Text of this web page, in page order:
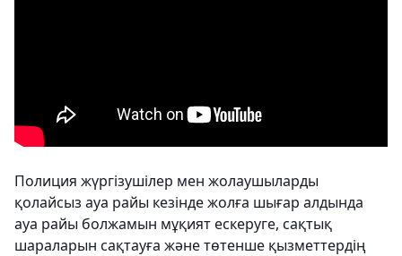
Полиция жүргізушілер мен жолаушыларды
қолайсыз ауа райы кезінде жолға шығар алдында
ауа райы болжамын мұқият ескеруге, сақтық
шараларын сақтауға және төтенше қызметтердің